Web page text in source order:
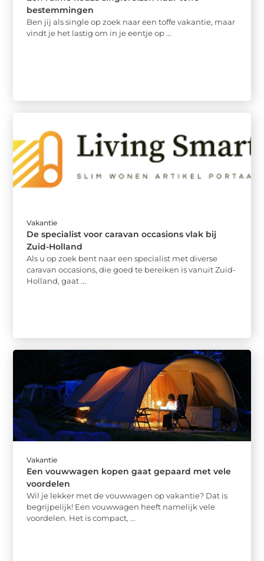
bestemmingen
Ben jij als single op zoek naar een toffe vakantie, maar
vindt je het lastig om in je eentje op ...
Vakantie
De specialist voor caravan occasions vlak bij
Zuid-Holland
Als u op zoek bent naar een specialist met diverse
caravan occasions, die goed te bereiken is vanuit Zuid-
Holland, gaat ...
Vakantie
Een vouwwagen kopen gaat gepaard met vele
voordelen
Wil je lekker met de vouwwagen op vakantie? Dat is
begrijpelijk! Een vouwwagen heeft namelijk vele
voordelen. Het is compact, ...